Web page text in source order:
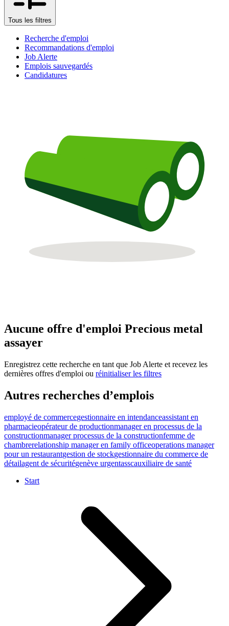
Tous les filtres
Recherche d'emploi
Recommandations d'emploi
Job Alerte
Emplois sauvegardés
Candidatures
Aucune offre d'emploi Precious metal
assayer
Enregistrez cette recherche en tant que Job Alerte et recevez les
dernières offres d'emploi ou réinitialiser les filtres
Autres recherches d’emplois
employé de commercegestionnaire en intendanceassistant en
pharmacieopérateur de productionmanager en processus de la
constructionmanager processus de la constructionfemme de
chambrerelationship manager en family officeoperations manager
pour un restaurantgestion de stockgestionnaire du commerce de
détailagent de sécuritégenève urgentasscauxiliaire de santé
Start